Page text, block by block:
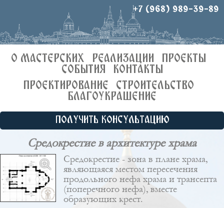
+7 (968) 989-39-89
О МАСТЕРСКИХ РЕАЛИЗАЦИИ
ПРОЕКТЫ
СОБЫТИЯ
КОНТАКТЫ
ПРОЕКТИРОВАНИЕ
СТРОИТЕЛЬСТВО
БЛАГОУКРАШЕНИЕ
ПОЛУЧИТЬ КОНСУЛЬТАЦИЮ
Средокрестие в архитектуре храма
Средокрестие - зона в плане храма,
являющаяся местом пересечения
продольного нефа храма и трансепта
(поперечного нефа), вместе
образующих крест.